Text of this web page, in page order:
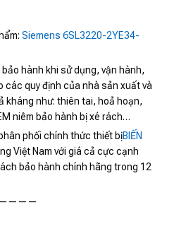
Siemens 6SL3220-2YE34-
hành khi sử dụng, vận hành,
các quy định của nhà sản xuất và
kháng như: thiên tai, hoả hoạn,
niêm bảo hành bị xé rách…
phối chính thức thiết bịBIẾN
Việt Nam với giá cả cực cạnh
bảo hành chính hãng trong 12